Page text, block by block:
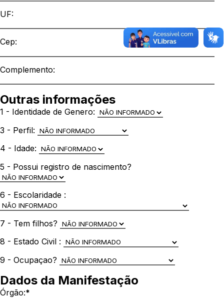
UF:
Cep:
Complemento:
Outras informações
1 - Identidade de Genero:
3 - Perfil:
4 - Idade:
5 - Possui registro de nascimento?
6 - Escolaridade :
7 - Tem filhos?
8 - Estado Civil :
9 - Ocupaçao?
Dados da Manifestação
Órgão:*